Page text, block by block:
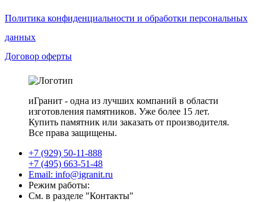
Политика конфиденциальности и обработки персональных
данных
Договор оферты
иГранит - одна из лучших компаний в области
изготовления памятников. Уже более 15 лет.
Купить памятник или заказать от производителя.
Все права защищены.
+7 (929) 50-11-888
+7 (495) 663-51-48
Email: info@igranit.ru
Режим работы:
См. в разделе "Контакты"